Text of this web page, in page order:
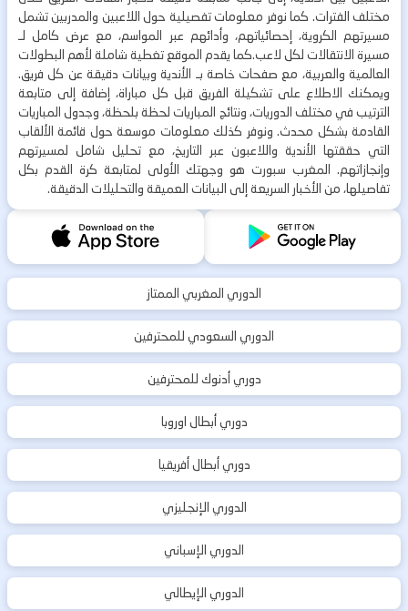
مختلف الفترات. كما نوفر معلومات تفصيلية حول اللاعبين والمدربين تشمل
مسيرتهم الكروية، إحصائياتهم، وأدائهم عبر المواسم، مع عرض كامل لـ
مسيرة الانتقالات لكل لاعب.كما يقدم الموقع تغطية شاملة لأهم البطولات
العالمية والعربية، مع صفحات خاصة بـ الأندية وبيانات دقيقة عن كل فريق.
ويمكنك الاطلاع على تشكيلة الفريق قبل كل مباراة، إضافة إلى متابعة
الترتيب في مختلف الدوريات، ونتائج المباريات لحظة بلحظة، وجدول المباريات
القادمة بشكل محدث. ونوفر كذلك معلومات موسعة حول قائمة الألقاب
التي حققتها الأندية واللاعبون عبر التاريخ، مع تحليل شامل لمسيرتهم
وإنجازاتهم. المغرب سبورت هو وجهتك الأولى لمتابعة كرة القدم بكل
تفاصيلها، من الأخبار السريعة إلى البيانات العميقة والتحليلات الدقيقة.
الدوري المغربي الممتاز
الدوري السعودي للمحترفين
دوري أدنوك للمحترفين
دوري أبطال اوروبا
دوري أبطال أفريقيا
الدوري الإنجليزي
الدوري الإسباني
الدوري الإيطالي